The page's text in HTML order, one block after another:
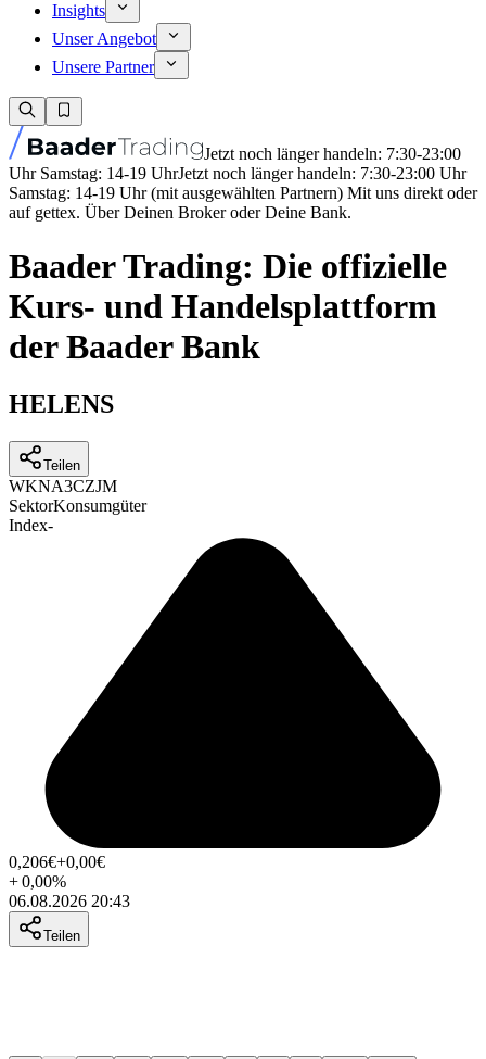
Insights
Unser Angebot
Unsere Partner
Jetzt noch länger handeln: 7:30-23:00
Uhr Samstag: 14-19 UhrJetzt noch länger handeln: 7:30-23:00 Uhr
Samstag: 14-19 Uhr (mit ausgewählten Partnern) Mit uns direkt oder
auf gettex. Über Deinen Broker oder Deine Bank.
Baader Trading: Die offizielle
Kurs- und Handelsplattform
der Baader Bank
HELENS
Teilen
WKNA3CZJM
SektorKonsumgüter
Index-
0,206€+0,00€
+0,00%
06.08.2026 20:43
Teilen